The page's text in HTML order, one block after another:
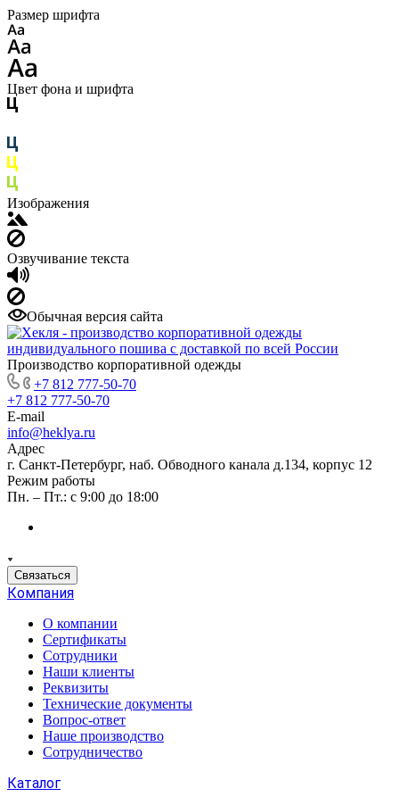
Размер шрифта
Цвет фона и шрифта
Изображения
Озвучивание текста
Обычная версия сайта
Производство корпоративной одежды
+7 812 777-50-70
+7 812 777-50-70
E-mail
info@heklya.ru
Адрес
г. Санкт-Петербург, наб. Обводного канала д.134, корпус 12
Режим работы
Пн. – Пт.: с 9:00 до 18:00
Связаться
Компания
О компании
Сертификаты
Сотрудники
Наши клиенты
Реквизиты
Технические документы
Вопрос-ответ
Наше производство
Сотрудничество
Каталог